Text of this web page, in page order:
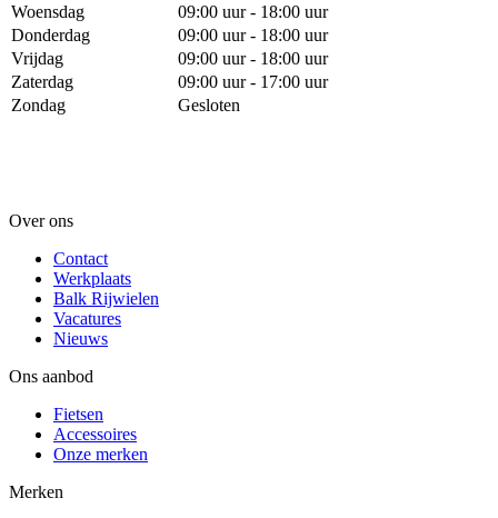
Woensdag
09:00 uur - 18:00 uur
Donderdag
09:00 uur - 18:00 uur
Vrijdag
09:00 uur - 18:00 uur
Zaterdag
09:00 uur - 17:00 uur
Zondag
Gesloten
Over ons
Contact
Werkplaats
Balk Rijwielen
Vacatures
Nieuws
Ons aanbod
Fietsen
Accessoires
Onze merken
Merken